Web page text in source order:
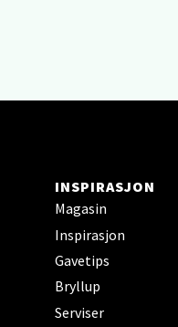
INSPIRASJON
Magasin
Inspirasjon
Gavetips
Bryllup
Serviser